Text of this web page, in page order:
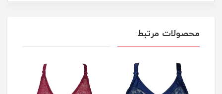
محصولات مرتبط